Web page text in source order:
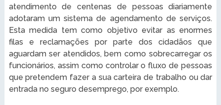
atendimento de centenas de pessoas diariamente
adotaram um sistema de agendamento de serviços.
Esta medida tem como objetivo evitar as enormes
filas e reclamações por parte dos cidadãos que
aguardam ser atendidos, bem como sobrecarregar os
funcionários, assim como controlar o fluxo de pessoas
que pretendem fazer a sua carteira de trabalho ou dar
entrada no seguro desemprego, por exemplo.